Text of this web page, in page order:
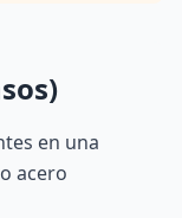
en una
acero